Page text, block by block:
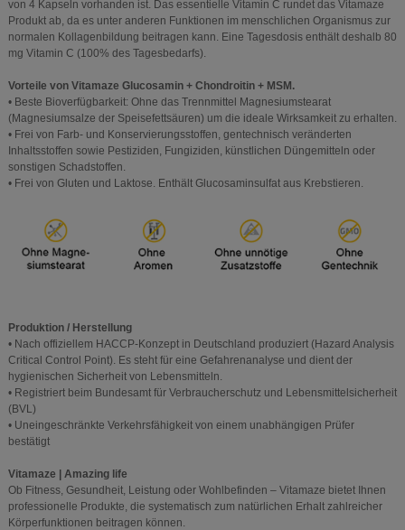
von 4 Kapseln vorhanden ist. Das essentielle Vitamin C rundet das Vitamaze
Produkt ab, da es unter anderen Funktionen im menschlichen Organismus zur
normalen Kollagenbildung beitragen kann. Eine Tagesdosis enthält deshalb 80
mg Vitamin C (100% des Tagesbedarfs).
Vorteile von Vitamaze Glucosamin + Chondroitin + MSM.
• Beste Bioverfügbarkeit: Ohne das Trennmittel Magnesiumstearat
(Magnesiumsalze der Speisefettsäuren) um die ideale Wirksamkeit zu erhalten.
• Frei von Farb- und Konservierungsstoffen, gentechnisch veränderten
Inhaltsstoffen sowie Pestiziden, Fungiziden, künstlichen Düngemitteln oder
sonstigen Schadstoffen.
• Frei von Gluten und Laktose. Enthält Glucosaminsulfat aus Krebstieren.
Produktion / Herstellung
• Nach offiziellem HACCP-Konzept in Deutschland produziert (Hazard Analysis
Critical Control Point). Es steht für eine Gefahrenanalyse und dient der
hygienischen Sicherheit von Lebensmitteln.
• Registriert beim Bundesamt für Verbraucherschutz und Lebensmittelsicherheit
(BVL)
• Uneingeschränkte Verkehrsfähigkeit von einem unabhängigen Prüfer
bestätigt
Vitamaze | Amazing life
Ob Fitness, Gesundheit, Leistung oder Wohlbefinden – Vitamaze bietet Ihnen
professionelle Produkte, die systematisch zum natürlichen Erhalt zahlreicher
Körperfunktionen beitragen können.